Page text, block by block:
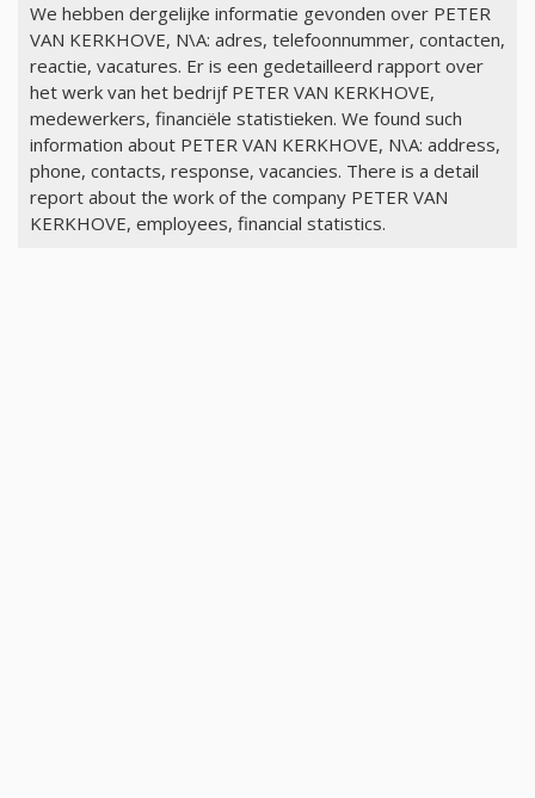
We hebben dergelijke informatie gevonden over PETER
VAN KERKHOVE, N\A: adres, telefoonnummer, contacten,
reactie, vacatures. Er is een gedetailleerd rapport over
het werk van het bedrijf PETER VAN KERKHOVE,
medewerkers, financiële statistieken. We found such
information about PETER VAN KERKHOVE, N\A: address,
phone, contacts, response, vacancies. There is a detail
report about the work of the company PETER VAN
KERKHOVE, employees, financial statistics.